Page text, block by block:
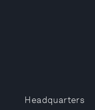
Headquarters